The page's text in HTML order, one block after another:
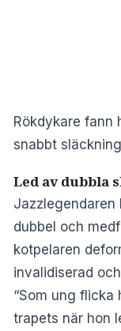
Rökdykare fann
snabbt
Led av dubbla
Jazzlegendaren
dubbel och
kotpelaren
invalidiserad
“Som ung flicka
trapets när hon